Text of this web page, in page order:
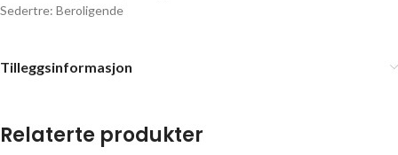
Sedertre: Beroligende
Tilleggsinformasjon
Relaterte produkter